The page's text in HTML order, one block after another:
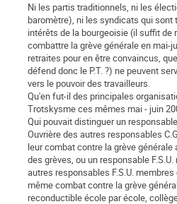
Ni les partis traditionnels, ni les
baromètre), ni les syndicats qui
intérêts de la bourgeoisie (il suffit de
combattre la grève générale en mai-
retraites pour en être convaincus,
défend donc le P.T. ?) ne peuvent
vers le pouvoir des travailleurs.
Qu'en fut-il des principales
Trotskysme ces mêmes mai - juin
Qui pouvait distinguer un
Ouvrière des autres responsables
leur combat contre la grève
des grèves, ou un responsable F.S.U.
autres responsables F.S.U. membres
même combat contre la grève
reconductible école par école,